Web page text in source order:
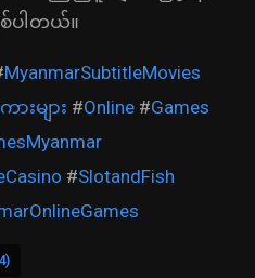
ပါတယ်။
MyanmarSubtitleMovies
းများ #Online #Games
#SlotandFish